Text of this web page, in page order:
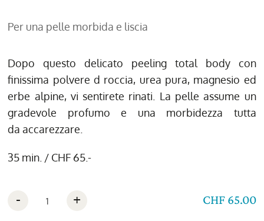
Per una pelle morbida e liscia
Dopo questo delicato peeling total body con
finissima polvere d roccia, urea pura, magnesio ed
erbe alpine, vi sentirete rinati. La pelle assume un
gradevole profumo e una morbidezza tutta
da accarezzare.
35 min. / CHF 65.-
CHF 65.00
- +